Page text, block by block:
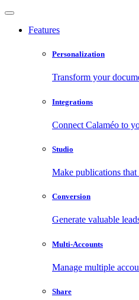
Features
Personalization
Transform your
Integrations
Connect Calaméo to
Studio
Make publications
Conversion
Generate valuable
Multi-Accounts
Manage multiple
Share